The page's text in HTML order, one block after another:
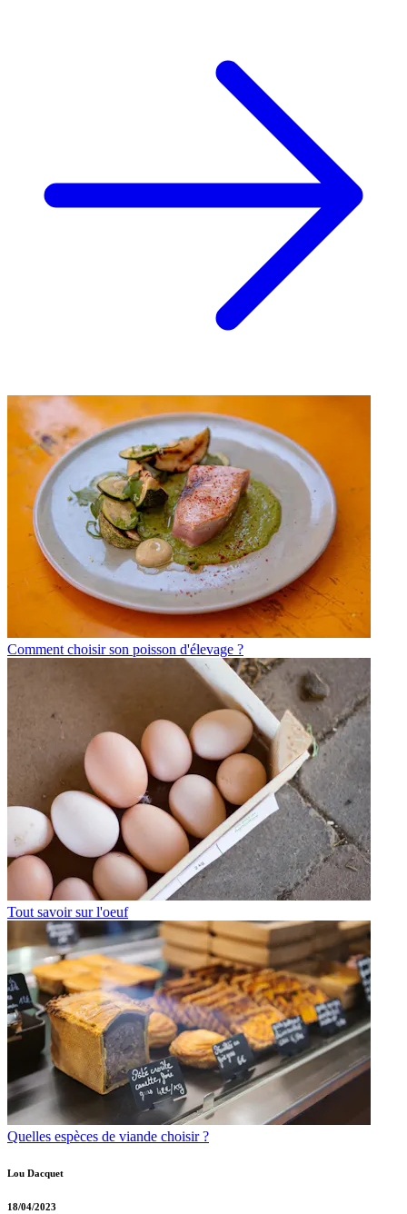
Comment choisir son poisson d'élevage ?
Tout savoir sur l'oeuf
Quelles espèces de viande choisir ?
Lou Dacquet
18/04/2023